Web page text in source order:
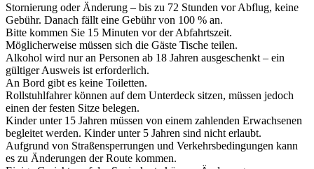
Stornierung oder Änderung – bis zu 72 Stunden vor Abflug, keine
Gebühr. Danach fällt eine Gebühr von 100 % an.
Bitte kommen Sie 15 Minuten vor der Abfahrtszeit.
Möglicherweise müssen sich die Gäste Tische teilen.
Alkohol wird nur an Personen ab 18 Jahren ausgeschenkt – ein
gültiger Ausweis ist erforderlich.
An Bord gibt es keine Toiletten.
Rollstuhlfahrer können auf dem Unterdeck sitzen, müssen jedoch
einen der festen Sitze belegen.
Kinder unter 15 Jahren müssen von einem zahlenden Erwachsenen
begleitet werden. Kinder unter 5 Jahren sind nicht erlaubt.
Aufgrund von Straßensperrungen und Verkehrsbedingungen kann
es zu Änderungen der Route kommen.